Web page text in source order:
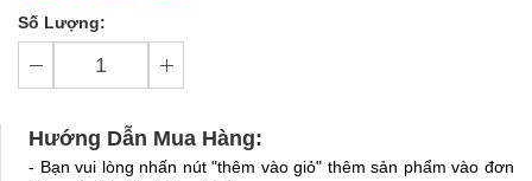
Số Lượng:
Hướng Dẫn Mua Hàng:
- Bạn vui lòng nhấn nút "thêm vào giỏ" thêm sản phẩm vào đơn